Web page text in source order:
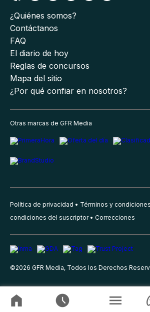
¿Quiénes somos?
Contáctanos
FAQ
El diario de hoy
Reglas de concursos
Mapa del sitio
¿Por qué confiar en nosotros?
Otras marcas de GFR Media
Política de privacidad Términos y condiciones
condiciones del suscriptor
Correcciones
©2026 GFR Media, Todos los Derechos